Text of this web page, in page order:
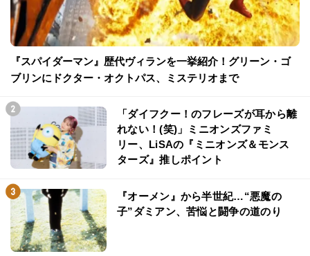
『スパイダーマン』歴代ヴィランを一挙紹介！グリーン・ゴ
ブリンにドクター・オクトパス、ミステリオまで
「ダイフクー！のフレーズが耳から離
れない！(笑)」ミニオンズファミ
リー、LiSAの『ミニオンズ＆モンス
ターズ』推しポイント
『オーメン』から半世紀…“悪魔の
子”ダミアン、苦悩と闘争の道のり